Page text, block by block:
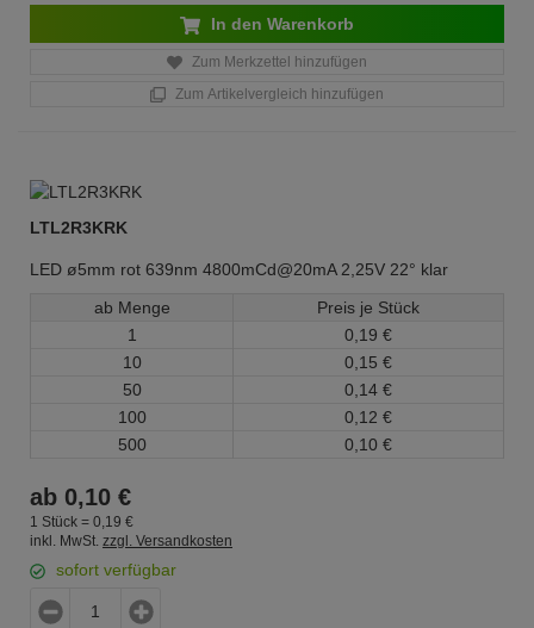
In den Warenkorb
Zum Merkzettel hinzufügen
Zum Artikelvergleich hinzufügen
LTL2R3KRK
LED ø5mm rot 639nm 4800mCd@20mA 2,25V 22° klar
ab Menge
Preis je Stück
1
0, 19 €
10
0, 15 €
50
0, 14 €
100
0, 12 €
500
0, 10 €
ab 0,10 €
1 Stück = 0, 19 €
inkl. MwSt. zzgl. Versandkosten
sofort verfügbar